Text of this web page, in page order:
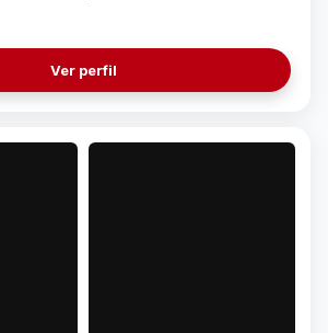
visual, con un toque elegante y
y transmita una experiencia real
marca.
Ver perfil